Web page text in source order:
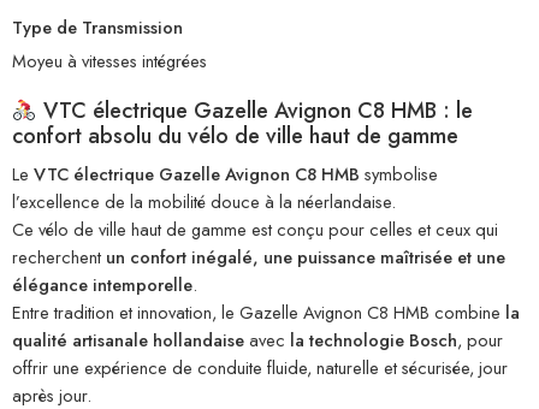
Type de Transmission
Moyeu à vitesses intégrées
VTC électrique Gazelle Avignon C8 HMB : le
confort absolu du vélo de ville haut de gamme
Le VTC électrique Gazelle Avignon C8 HMB symbolise
l’excellence de la mobilité douce à la néerlandaise.
Ce vélo de ville haut de gamme est conçu pour celles et ceux qui
recherchent un confort inégalé, une puissance maîtrisée et une
élégance intemporelle.
Entre tradition et innovation, le Gazelle Avignon C8 HMB combine la
qualité artisanale hollandaiseavec la technologie Bosch, pour
offrir une expérience de conduite fluide, naturelle et sécurisée, jour
après jour.